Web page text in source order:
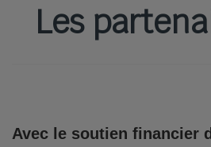
Les
Avec le soutien financier